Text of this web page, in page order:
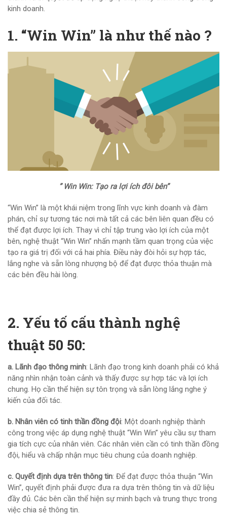
kinh doanh.
1. “Win Win” là như thế nào ?
” Win Win: Tạo ra lợi ích đôi bên”
“Win Win” là một khái niệm trong lĩnh vực kinh doanh và đàm
phán, chỉ sự tương tác nơi mà tất cả các bên liên quan đều có
thể đạt được lợi ích. Thay vì chỉ tập trung vào lợi ích của một
bên, nghệ thuật “Win Win” nhấn mạnh tầm quan trọng của việc
tạo ra giá trị đối với cả hai phía. Điều này đòi hỏi sự hợp tác,
lắng nghe và sẵn lòng nhượng bộ để đạt được thỏa thuận mà
các bên đều hài lòng.
2. Yếu tố cấu thành nghệ
thuật 50 50:
a. Lãnh đạo thông minh: Lãnh đạo trong kinh doanh phải có khả
năng nhìn nhận toàn cảnh và thấy được sự hợp tác và lợi ích
chung. Họ cần thể hiện sự tôn trọng và sẵn lòng lắng nghe ý
kiến của đối tác.
b. Nhân viên có tinh thần đồng đội: Một doanh nghiệp thành
công trong việc áp dụng nghệ thuật “Win Win” yêu cầu sự tham
gia tích cực của nhân viên. Các nhân viên cần có tinh thần đồng
đội, hiểu và chấp nhận mục tiêu chung của doanh nghiệp.
c. Quyết định dựa trên thông tin: Để đạt được thỏa thuận “Win
Win”, quyết định phải được đưa ra dựa trên thông tin và dữ liệu
đầy đủ. Các bên cần thể hiện sự minh bạch và trung thực trong
việc chia sẻ thông tin.